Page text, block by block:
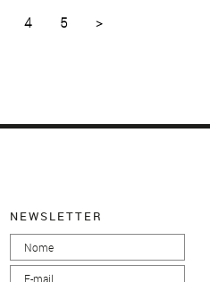
Pontifícia Universidade Católica
sócia desde 1998.
4 5 >
NEWSLETTER